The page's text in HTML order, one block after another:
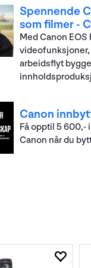
Spennende
som filmer -
Med Canon
arbeidsflyt
Canon
Få opptil 5 600,-
Canon når du